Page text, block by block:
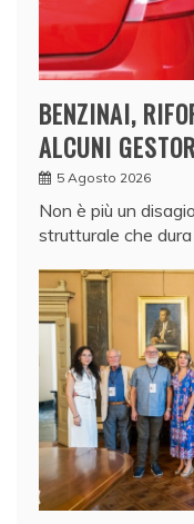
BENZINAI,
ALCUNI
5 Agosto 2026
Non è più un
strutturale che dura